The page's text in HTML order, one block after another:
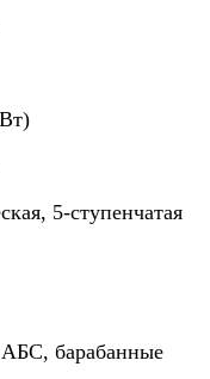
5-ступенчатая
барабанные